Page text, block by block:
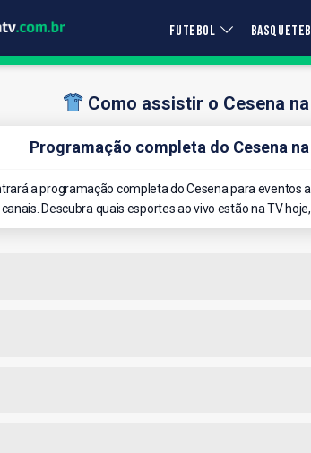
FUTEBOL
Como assistir o Cesena
Programação completa do Cesena
a programação completa do Cesena para eventos
Descubra quais esportes ao vivo estão na TV